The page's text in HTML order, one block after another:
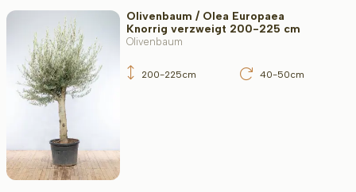
Olivenbaum / Olea Europaea
Knorrig verzweigt 200-225 cm
Olivenbaum
200-225cm 40-50cm